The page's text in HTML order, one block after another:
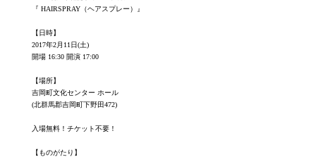
『 HAIRSPRAY（ヘアスプレー）』
【日時】
2017年2月11日(土)
開場 16:30 開演 17:00
【場所】
吉岡町文化センター ホール
(北群馬郡吉岡町下野田472)
入場無料！チケット不要！
【ものがたり】